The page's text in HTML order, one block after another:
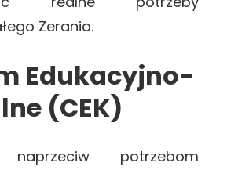
Żerania.
Edukacyjno-
(CEK)
naprzeciw potrzebom